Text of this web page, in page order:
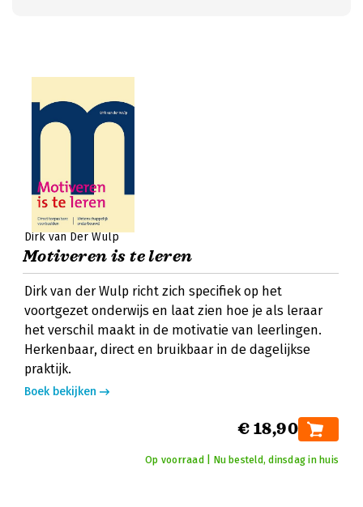
Dirk van Der Wulp
Motiveren is te leren
Dirk van der Wulp richt zich specifiek op het
voortgezet onderwijs en laat zien hoe je als leraar
het verschil maakt in de motivatie van leerlingen.
Herkenbaar, direct en bruikbaar in de dagelijkse
praktijk.
Boek bekijken
€ 18,90
Op voorraad | Nu besteld, dinsdag in huis